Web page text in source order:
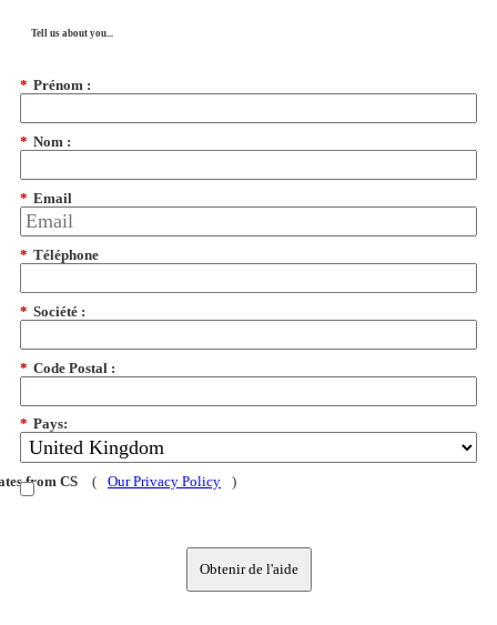
Tell us about you...
* Prénom :
* Nom :
* Email
* Téléphone
* Société :
* Code Postal :
* Pays:
from CS ( Our Privacy Policy )
Obtenir de l'aide